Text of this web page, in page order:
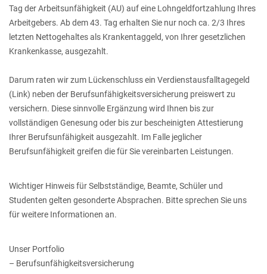
Tag der Arbeitsunfähigkeit (AU) auf eine Lohngeldfortzahlung Ihres
Arbeitgebers. Ab dem 43. Tag erhalten Sie nur noch ca. 2/3 Ihres
letzten Nettogehaltes als Krankentaggeld, von Ihrer gesetzlichen
Krankenkasse, ausgezahlt.
Darum raten wir zum Lückenschluss ein Verdienstausfalltagegeld
(Link) neben der Berufsunfähigkeitsversicherung preiswert zu
versichern. Diese sinnvolle Ergänzung wird Ihnen bis zur
vollständigen Genesung oder bis zur bescheinigten Attestierung
Ihrer Berufsunfähigkeit ausgezahlt. Im Falle jeglicher
Berufsunfähigkeit greifen die für Sie vereinbarten Leistungen.
Wichtiger Hinweis für Selbstständige, Beamte, Schüler und
Studenten gelten gesonderte Absprachen. Bitte sprechen Sie uns
für weitere Informationen an.
Unser Portfolio
– Berufsunfähigkeitsversicherung